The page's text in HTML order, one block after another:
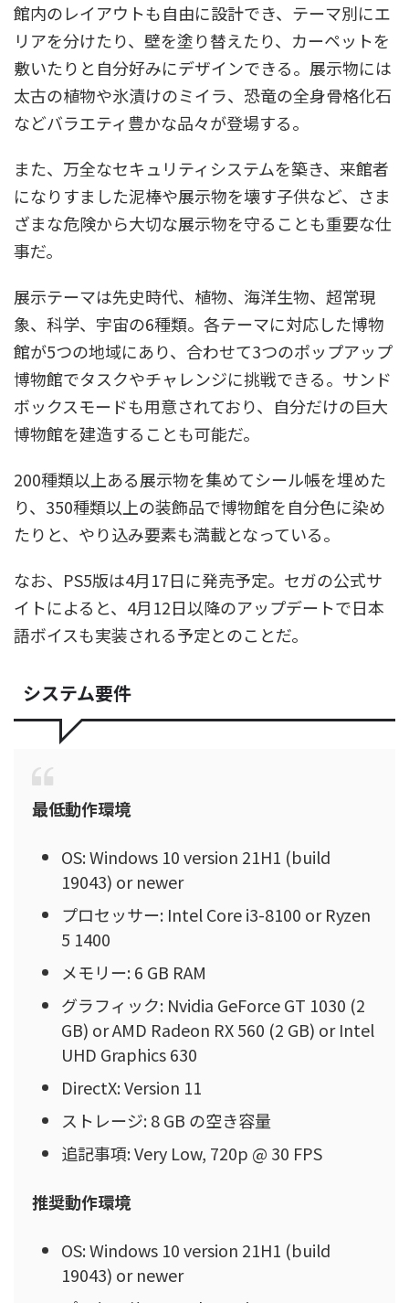
館内のレイアウトも自由に設計でき、テーマ別にエ
リアを分けたり、壁を塗り替えたり、カーペットを
敷いたりと自分好みにデザインできる。展示物には
太古の植物や氷漬けのミイラ、恐竜の全身骨格化石
などバラエティ豊かな品々が登場する。
また、万全なセキュリティシステムを築き、来館者
になりすました泥棒や展示物を壊す子供など、さま
ざまな危険から大切な展示物を守ることも重要な仕
事だ。
展示テーマは先史時代、植物、海洋生物、超常現
象、科学、宇宙の6種類。各テーマに対応した博物
館が5つの地域にあり、合わせて3つのポップアップ
博物館でタスクやチャレンジに挑戦できる。サンド
ボックスモードも用意されており、自分だけの巨大
博物館を建造することも可能だ。
200種類以上ある展示物を集めてシール帳を埋めた
り、350種類以上の装飾品で博物館を自分色に染め
たりと、やり込み要素も満載となっている。
なお、PS5版は4月17日に発売予定。セガの公式サ
イトによると、4月12日以降のアップデートで日本
語ボイスも実装される予定とのことだ。
システム要件
最低動作環境
OS: Windows 10 version 21H1 (build
19043) or newer
プロセッサー: Intel Core i3-8100 or Ryzen
5 1400
メモリー: 6 GB RAM
グラフィック: Nvidia GeForce GT 1030 (2
GB) or AMD Radeon RX 560 (2 GB) or Intel
UHD Graphics 630
DirectX: Version 11
ストレージ: 8 GB の空き容量
追記事項: Very Low, 720p @ 30 FPS
推奨動作環境
OS: Windows 10 version 21H1 (build
19043) or newer